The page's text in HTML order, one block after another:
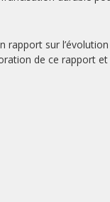
rapport sur
de ce rapport et